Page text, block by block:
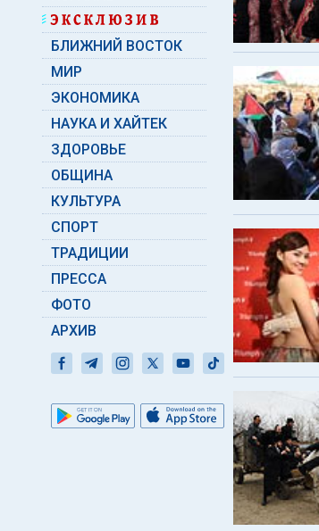
БЛИЖНИЙ ВОСТОК
МИР
ЭКОНОМИКА
НАУКА И ХАЙТЕК
ЗДОРОВЬЕ
ОБЩИНА
КУЛЬТУРА
СПОРТ
ТРАДИЦИИ
ПРЕССА
ФОТО
АРХИВ